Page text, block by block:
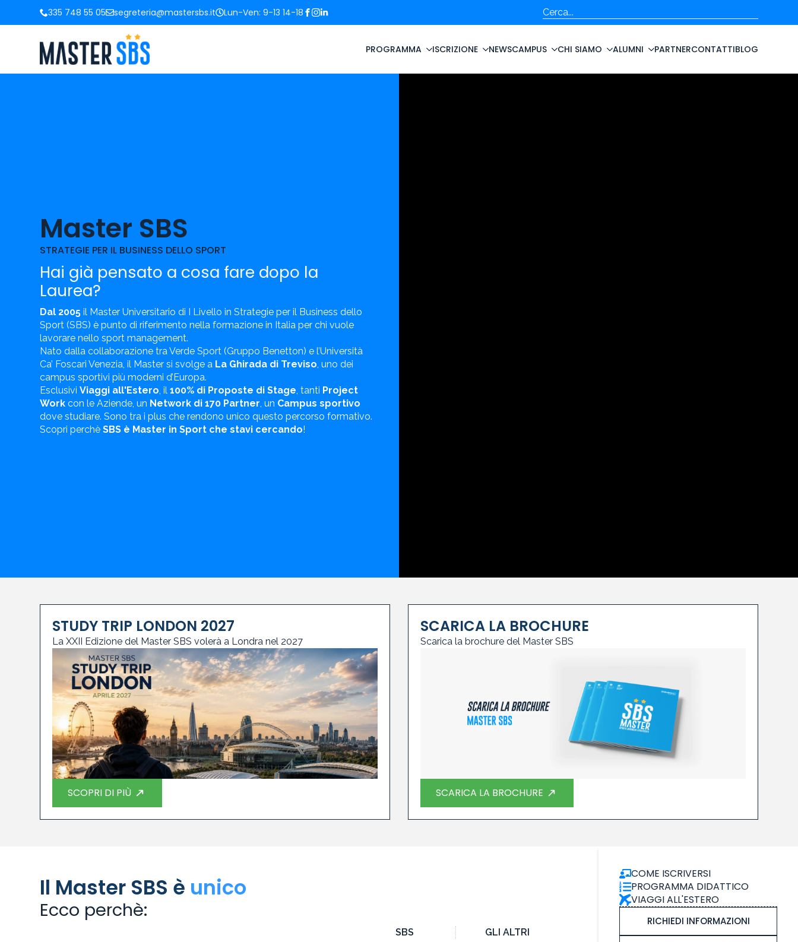
335 748 55 05 segreteria@mastersbs.it Lun-Ven: 9-13 14-18 Cerca
PROGRAMMA ISCRIZIONE NEWSCAMPUS CHI SIAMO ALUMNI PARTNERCONTATTIBLOG
Master SBS
STRATEGIE PER IL BUSINESS DELLO SPORT
Hai già pensato a cosa fare dopo la
Laurea?
Dal 2005 il Master Universitario di I Livello in Strategie per il Business dello
Sport (SBS) è punto di riferimento nella formazione in Italia per chi vuole
lavorare nello sport management.
Nato dalla collaborazione tra Verde Sport (Gruppo Benetton) e l’Università
Ca’ Foscari Venezia, il Master si svolge a La Ghirada di Treviso, uno dei
campus sportivi più moderni d’Europa.
EsclusiviViaggi all'Estero, il100% di Proposte di Stage, tanti Project
Work con le Aziende, un Network di 170 Partner, un Campus sportivo
dove studiare. Sono tra i plus che rendono unico questo percorso formativo.
Scopri perchèSBS è Master in Sport che stavi cercando!
STUDY TRIP LONDON 2027
La XXII Edizione del Master SBS volerà a Londra nel 2027
SCOPRI DI PIÙ
SCARICA LA BROCHURE
Scarica la brochure del Master SBS
SCARICA LA BROCHURE
Il Master SBS è unico
Ecco perchè:
SBS GLI ALTRI
COME ISCRIVERSI
PROGRAMMA DIDATTICO
VIAGGI ALL'ESTERO
RICHIEDI INFORMAZIONI